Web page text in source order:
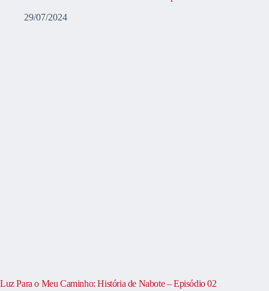
29/07/2024
Luz Para o Meu Caminho: História de Nabote – Episódio 02